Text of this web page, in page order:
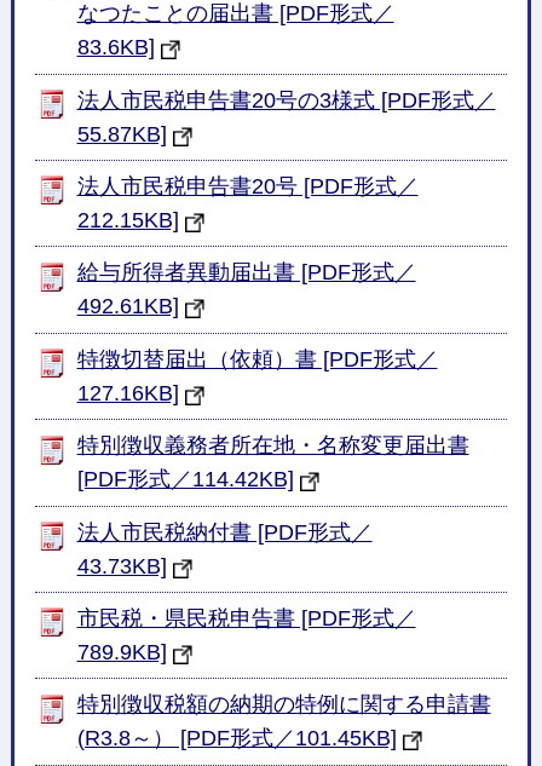
なつたことの届出書 [PDF形式／
83.6KB]
法人市民税申告書20号の3様式 [PDF形式／
55.87KB]
法人市民税申告書20号 [PDF形式／
212.15KB]
給与所得者異動届出書 [PDF形式／
492.61KB]
特徴切替届出（依頼）書 [PDF形式／
127.16KB]
特別徴収義務者所在地・名称変更届出書
[PDF形式／114.42KB]
法人市民税納付書 [PDF形式／
43.73KB]
市民税・県民税申告書 [PDF形式／
789.9KB]
特別徴収税額の納期の特例に関する申請書
(R3.8～） [PDF形式／101.45KB]